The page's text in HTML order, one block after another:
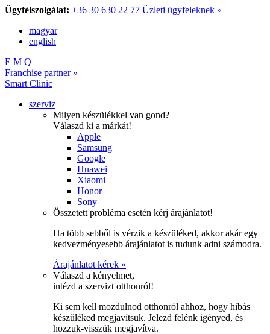
Ügyfélszolgálat: +36 30 630 22 77 Üzleti ügyfeleknek »
magyar
english
E M Q
Franchise partner »
Smart Clinic
szerviz
Milyen készülékkel van gond?
Válaszd ki a márkát!
Apple
Samsung
Google
Huawei
Xiaomi
Honor
Sony
Összetett probléma esetén kérj árajánlatot!
Ha több sebből is vérzik a készüléked, akkor akár egy
kedvezményesebb árajánlatot is tudunk adni számodra.
Árajánlatot kérek »
Válaszd a kényelmet,
intézd a szervizt otthonról!
Ki sem kell mozdulnod otthonról ahhoz, hogy hibás
készüléked megjavítsuk. Jelezd felénk igényed, és
hozzuk-visszük megjavítva.